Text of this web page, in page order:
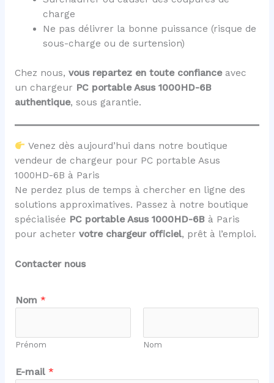
charge
Ne pas délivrer la bonne puissance (risque de
sous-charge ou de surtension)
Chez nous, vous repartez en toute confianceavec
un chargeur PC portable Asus 1000HD-6B
authentique, sous garantie.
Venez dès aujourd’hui dans notre boutique
vendeur de chargeur pour PC portable Asus
1000HD-6B à Paris
Ne perdez plus de temps à chercher en ligne des
solutions approximatives. Passez à notre boutique
spécialisée PC portable Asus 1000HD-6Bà Paris
pour acheter votre chargeur officiel, prêt à l’emploi.
Contacter nous
Nom *
Prénom Nom
E-mail *